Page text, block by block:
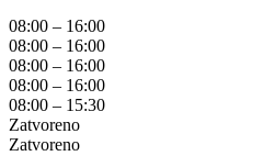
08:00 – 16:00
08:00 – 16:00
08:00 – 16:00
08:00 – 16:00
08:00 – 15:30
Zatvoreno
Zatvoreno